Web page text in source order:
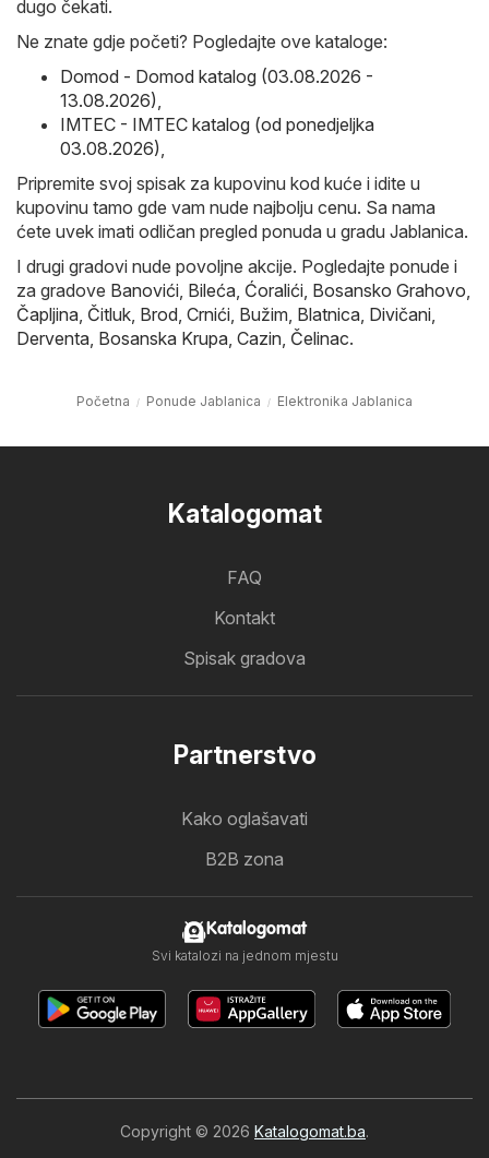
dugo čekati.
Ne znate gdje početi? Pogledajte ove kataloge:
Domod - Domod katalog (03.08.2026 -
13.08.2026),
IMTEC - IMTEC katalog (od ponedjeljka
03.08.2026),
Pripremite svoj spisak za kupovinu kod kuće i idite u
kupovinu tamo gde vam nude najbolju cenu. Sa nama
ćete uvek imati odličan pregled ponuda u gradu Jablanica.
I drugi gradovi nude povoljne akcije. Pogledajte ponude i
za gradove Banovići, Bileća, Ćoralići, Bosansko Grahovo,
Čapljina, Čitluk, Brod, Crnići, Bužim, Blatnica, Divičani,
Derventa, Bosanska Krupa, Cazin, Čelinac.
Početna Ponude Jablanica Elektronika Jablanica
Katalogomat
FAQ
Kontakt
Spisak gradova
Partnerstvo
Kako oglašavati
B2B zona
Katalogomat
Svi katalozi na jednom mjestu
Copyright © 2026 Katalogomat.ba.